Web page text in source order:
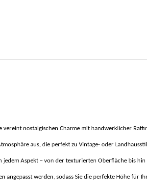
nostalgischen Charme mit handwerklicher
aus, die perfekt zu Vintage- oder
Aspekt – von der texturierten Oberfläche bis
werden, sodass Sie die perfekte Höhe für